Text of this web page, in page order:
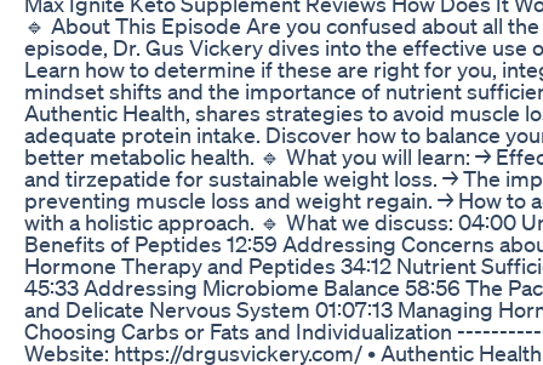
🔹 About This Episode Are you confused about all
episode, Dr. Gus Vickery dives into the effective use
Learn how to determine if these are right for you,
mindset shifts and the importance of nutrient
Authentic Health, shares strategies to avoid muscle
adequate protein intake. Discover how to balance
better metabolic health. 🔹 What you will learn: →
and tirzepatide for sustainable weight loss. → The
preventing muscle loss and weight regain. → How
with a holistic approach. 🔹 What we discuss: 04:00
Benefits of Peptides 12:59 Addressing Concerns
Hormone Therapy and Peptides 34:12 Nutrient
45:33 Addressing Microbiome Balance 58:56 The
and Delicate Nervous System 01:07:13 Managing
Choosing Carbs or Fats and Individualization
Website: https://drgusvickery.com/ • Authentic